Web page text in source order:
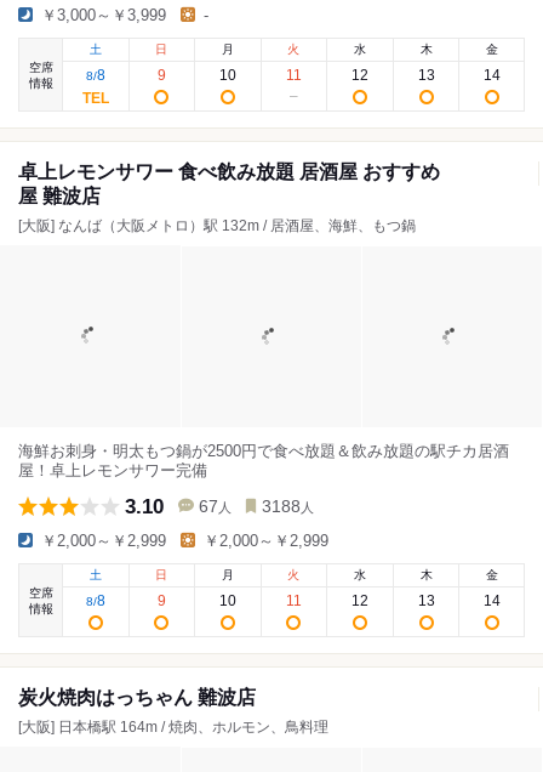
￥3,000～￥3,999 -
空席
情報
土
8/8
日
9
月
10
火
11
水
12
木
13
金
14
卓上レモンサワー 食べ飲み放題 居酒屋 おすすめ
屋 難波店
[大阪] なんば（大阪メトロ）駅 132m / 居酒屋、海鮮、もつ鍋
海鮮お刺身・明太もつ鍋が2500円で食べ放題＆飲み放題の駅チカ居酒
屋！卓上レモンサワー完備
3.10 67 人 3188 人
￥2,000～￥2,999 ￥2,000～￥2,999
空席
情報
土
8/8
日
9
月
10
火
11
水
12
木
13
金
14
炭火焼肉はっちゃん 難波店
[大阪] 日本橋駅 164m / 焼肉、ホルモン、鳥料理